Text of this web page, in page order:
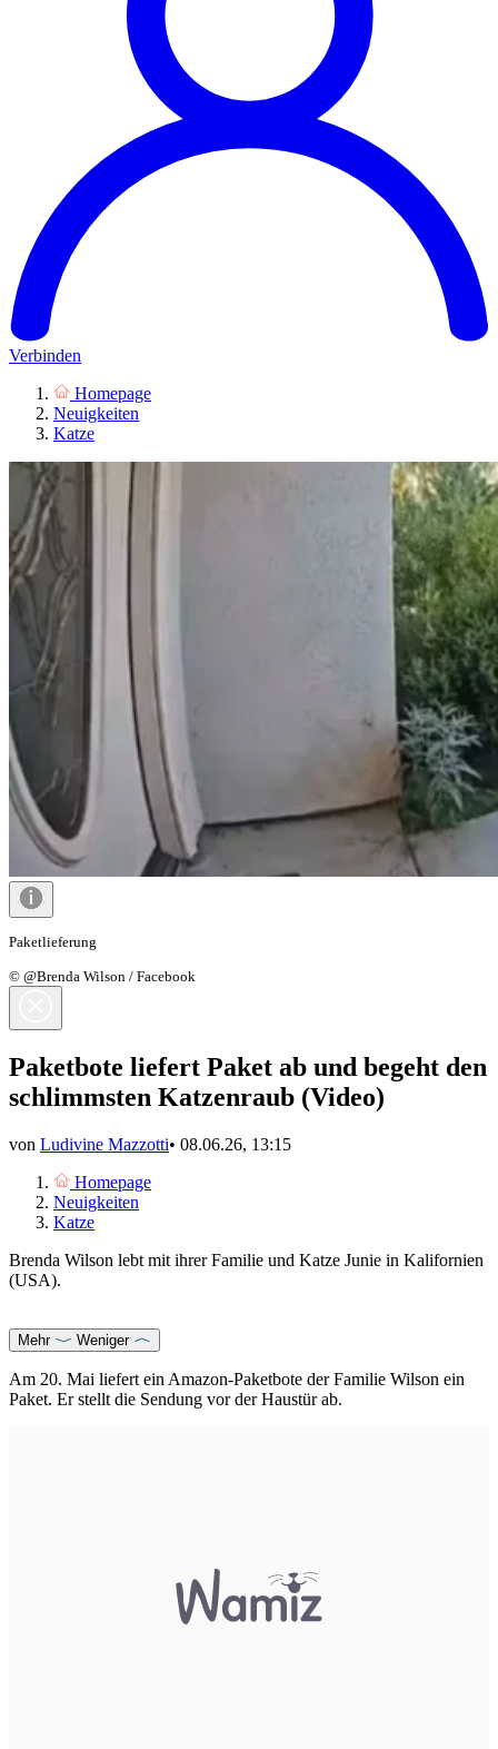
Verbinden
Homepage
Neuigkeiten
Katze
Paketlieferung
© @Brenda Wilson / Facebook
Paketbote liefert Paket ab und begeht den
schlimmsten Katzenraub (Video)
von Ludivine Mazzotti• 08.06.26, 13:15
Homepage
Neuigkeiten
Katze
Brenda Wilson lebt mit ihrer Familie und Katze Junie in Kalifornien
(USA).
Mehr Weniger
Am 20. Mai liefert ein Amazon-Paketbote der Familie Wilson ein
Paket. Er stellt die Sendung vor der Haustür ab.